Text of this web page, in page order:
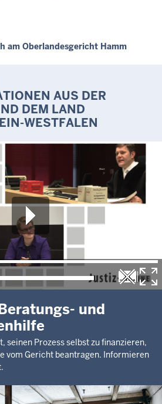
am Oberlandesgericht Hamm
AUS DER
DEM LAND
WESTFALEN
und
seinen Prozess selbst zu finanzieren,
vom Gericht beantragen. Informieren